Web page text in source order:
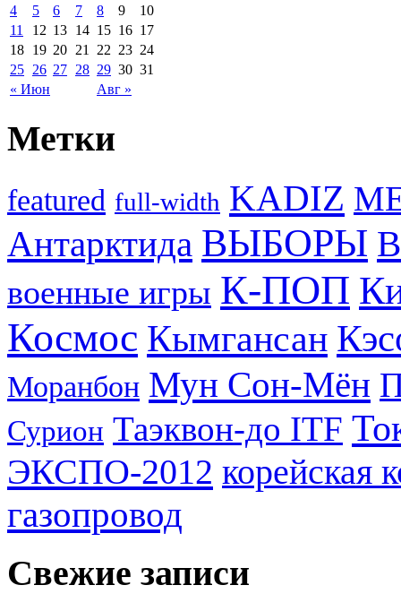
« Июн Авг »
4
5 6 7 8 9
10
11
12 13 14 15 16 17
18 19 20 21 22 23 24
25 26 27 28 29 30 31
Метки
featured full-width KADIZ
Антарктида ВЫБОРЫ
военные игры К-ПОП
Космос Кымгансан
Моранбон Мун Сон-Мён
Сурион Таэквон-до ITF
ЭКСПО-2012 корейская
газопровод
Свежие записи